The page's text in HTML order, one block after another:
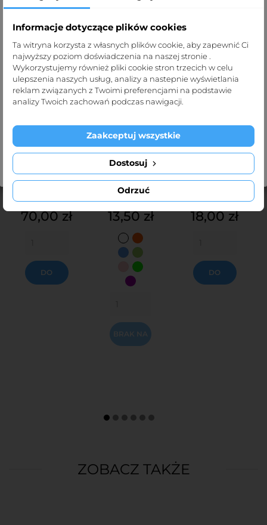
Ręcznik
rolka
Cena
70,00 zł
DO
KOSZYKA
PCP-2
33cmx20mb
biga co
Cena
13,50 zł
BiałyPomarańczowy
Niebieski
Zielony
Różowylemon
fiolet
BRAK NA
STANIE
Serwetki
demakijażu
Cena
18,00 zł
DO
KOSZYKA
 
ZOBACZ TAKŻE
Strona dla profesjonalistów
Strona def-pol.pl przeznaczona jest dla
profesjonalistów medycznych.
Klikając „Tak, potwierdzam” oświadczasz, że jesteś taką
Wyjdź
Informacje dotyczące plików cookies
Ta witryna korzysta z własnych plików cookie, aby zapewnić Ci
najwyższy poziom doświadczenia na naszej stronie .
Wykorzystujemy również pliki cookie stron trzecich w celu
ulepszenia naszych usług, analizy a nastepnie wyświetlania
reklam związanych z Twoimi preferencjami na podstawie
analizy Twoich zachowań podczas nawigacji.
Odrzuć
Dostosuj
Zaakceptuj wszystkie